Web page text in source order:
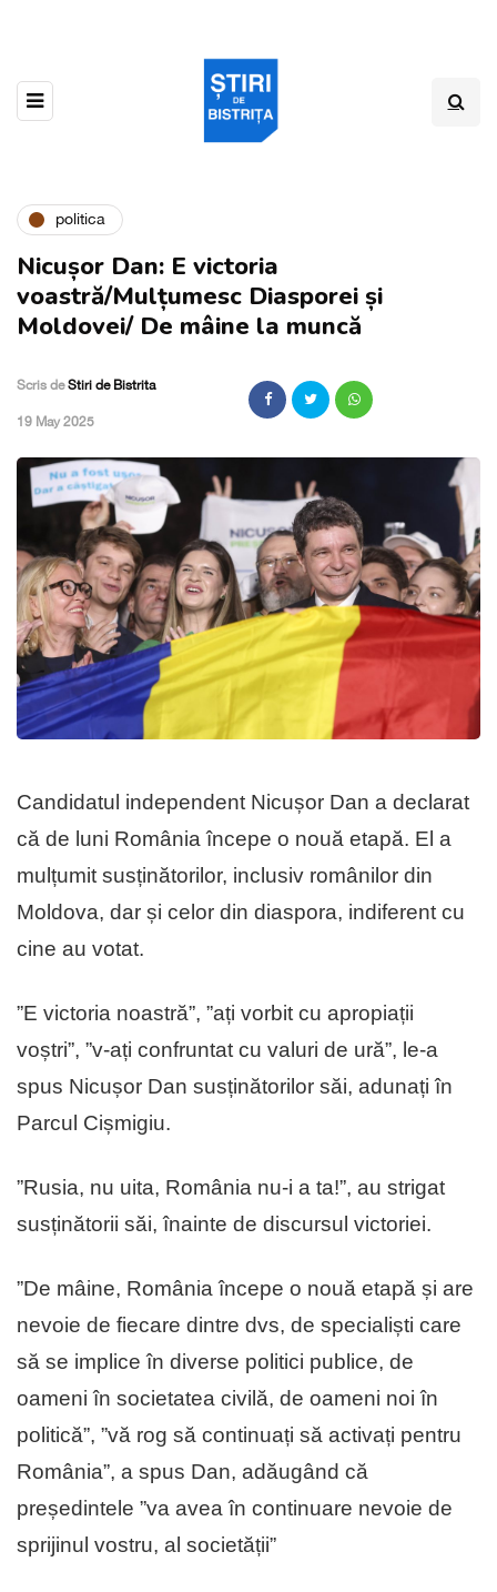
politica
Nicușor Dan: E victoria
voastră/Mulțumesc Diasporei și
Moldovei/ De mâine la muncă
Scris deStiri de Bistrita
,19 May 2025
Candidatul independent Nicușor Dan a declarat
că de luni România începe o nouă etapă. El a
mulțumit susținătorilor, inclusiv românilor din
Moldova, dar și celor din diaspora, indiferent cu
cine au votat.
”E victoria noastră”, ”ați vorbit cu apropiații
voștri”, ”v-ați confruntat cu valuri de ură”, le-a
spus Nicușor Dan susținătorilor săi, adunați în
Parcul Cișmigiu.
”Rusia, nu uita, România nu-i a ta!”, au strigat
susținătorii săi, înainte de discursul victoriei.
”De mâine, România începe o nouă etapă și are
nevoie de fiecare dintre dvs, de specialiști care
să se implice în diverse politici publice, de
oameni în societatea civilă, de oameni noi în
politică”, ”vă rog să continuați să activați pentru
România”, a spus Dan, adăugând că
președintele ”va avea în continuare nevoie de
sprijinul vostru, al societății”